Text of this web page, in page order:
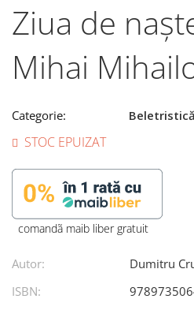
Ziua de
Mihai
Categorie: Beletristică
STOC EPUIZAT
comandã maib liber gratuit
Autor:
Dumitru
ISBN: